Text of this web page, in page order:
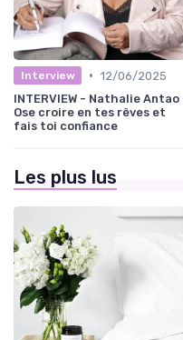
Interview • 12/06/2025
INTERVIEW - Nathalie Antao
Ose croire en tes rêves et
fais toi confiance
Les plus lus